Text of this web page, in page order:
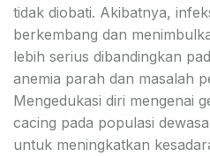
tidak diobati. Akibatnya,
berkembang dan
lebih serius dibandingkan
anemia parah dan masalah
Mengedukasi diri mengenai
cacing pada populasi
untuk meningkatkan